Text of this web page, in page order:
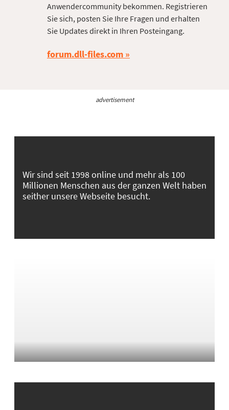
Anwendercommunity bekommen. Registrieren
Sie sich, posten Sie Ihre Fragen und erhalten
Sie Updates direkt in Ihren Posteingang.
forum.dll-files.com
advertisement
Wir sind seit 1998 online und mehr als 100
Millionen Menschen aus der ganzen Welt haben
seither unsere Webseite besucht.